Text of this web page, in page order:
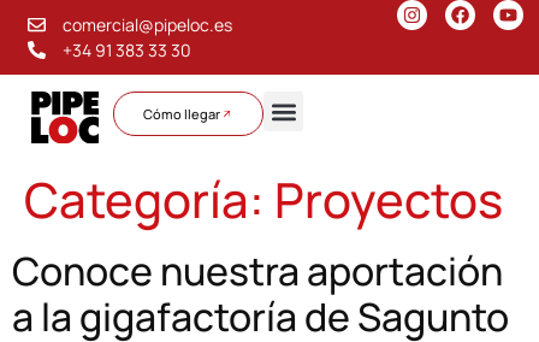
comercial@pipeloc.es
+34 91 383 33 30
Cómo llegar
Categoría: Proyectos
Conoce nuestra aportación
a la gigafactoría de Sagunto